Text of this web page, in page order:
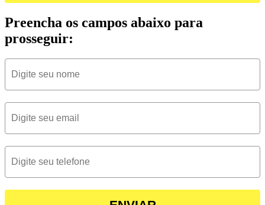
Preencha os campos abaixo para
prosseguir: